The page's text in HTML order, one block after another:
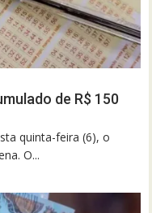
de R$ 150
quinta-feira (6), o
O...